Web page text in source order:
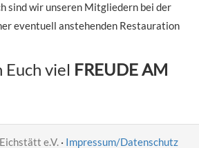
sind wir unseren Mitgliedern bei der
eventuell anstehenden Restauration
viel FREUDE AM
e.V. · Impressum/Datenschutz